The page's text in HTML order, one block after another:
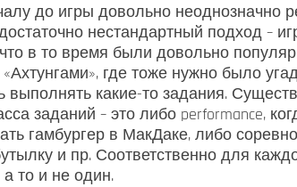
до игры довольно неоднозначно
нестандартный подход –
в то время были довольно
где тоже нужно было
выполнять какие-то задания.
заданий – это либо performance,
гамбургер в МакДаке, либо
и пр. Соответственно для
то и не один.